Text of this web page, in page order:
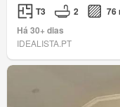
T3 2
76
Há 30+ dias
IDEALISTA.PT